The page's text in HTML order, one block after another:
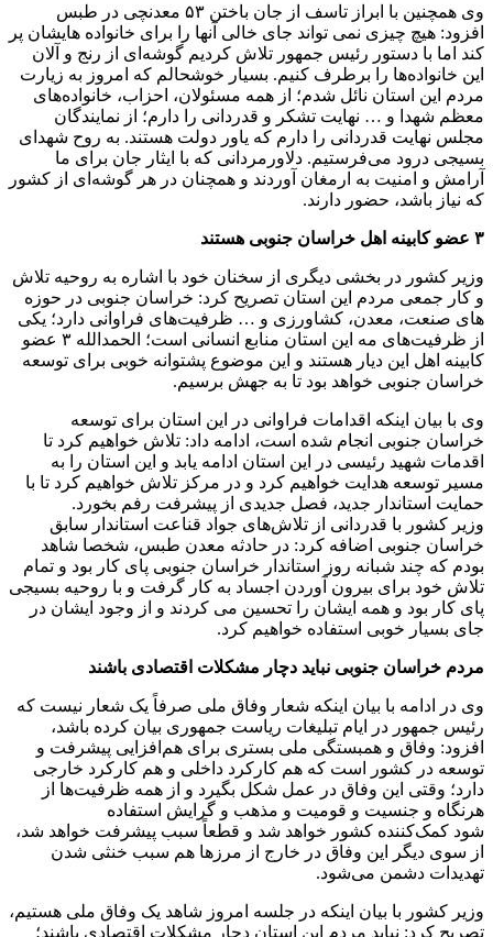
وی همچنین با ابراز تاسف از جان باختن ۵۳ معدنچی در طبس
افزود: هیچ چیزی نمی تواند جای خالی آنها را برای خانواده هایشان پر
کند اما با دستور رئیس جمهور تلاش کردیم گوشه‌ای از رنج و آلان
این خانواده‌ها را برطرف کنیم. بسیار خوشحالم که امروز به زیارت
مردم این استان نائل شدم؛ از همه مسئولان، احزاب، خانواده‌های
معظم شهدا و … نهایت تشکر و قدردانی را دارم؛ از نمایندگان
مجلس نهایت قدردانی را دارم که یاور دولت هستند. به روح شهدای
بسیجی درود می‌فرستیم. دلاورمردانی که با ایثار جان برای ما
آرامش و امنیت به ارمغان آوردند و همچنان در هر گوشه‌ای از کشور
که نیاز باشد، حضور دارند.
۳ عضو کابینه اهل خراسان جنوبی هستند
وزیر کشور در بخشی دیگری از سخنان خود با اشاره به روحیه تلاش
و کار جمعی مردم این استان تصریح کرد: خراسان جنوبی در حوزه
های صنعت، معدن، کشاورزی و … ظرفیت‌های فراوانی دارد؛ یکی
از ظرفیت‌های مه این استان منابع انسانی است؛ الحمدالله ۳ عضو
کابینه اهل این دیار هستند و این موضوع پشتوانه خوبی برای توسعه
خراسان جنوبی خواهد بود تا به جهش برسیم.
وی با بیان اینکه اقدامات فراوانی در این استان برای توسعه
خراسان جنوبی انجام شده است، ادامه داد: تلاش خواهیم کرد تا
اقدمات شهید رئیسی در این استان ادامه یابد و این استان را به
مسیر توسعه هدایت خواهیم کرد و در مرکز تلاش خواهیم کرد تا با
حمایت استاندار جدید، فصل جدیدی از پیشرفت رفم بخورد.
وزیر کشور با قدردانی از تلاش‌های جواد قناعت استاندار سابق
خراسان جنوبی اضافه کرد: در حادثه معدن طبس، شخصا شاهد
بودم که چند شبانه روز استاندار خراسان جنوبی پای کار بود و تمام
تلاش خود برای بیرون آوردن اجساد به کار گرفت و با روحیه بسیجی
پای کار بود و همه ایشان را تحسین می کردند و از وجود ایشان در
جای بسیار خوبی استفاده خواهیم کرد.
مردم خراسان جنوبی نباید دچار مشکلات اقتصادی باشند
‌وی در ادامه با بیان اینکه شعار وفاق ملی صرفاً یک شعار نیست که
رئیس جمهور در ایام تبلیغات ریاست جمهوری بیان کرد‌ه باشد،
افزود: وفاق و همبستگی ملی بستری برای هم‌افزایی پیشرفت و
توسعه در کشور است که هم کارکرد داخلی و هم کارکرد خارجی
دارد؛ وقتی این وفاق در عمل شکل بگیرد و از همه ظرفیت‌ها از
هرنگاه و جنسیت و قومیت و مذهب و گرایش استفاده
شود کمک‌کننده کشور خواهد شد و قطعاً سبب پیشرفت خواهد شد،
از سوی دیگر این وفاق در خارج از مرزها هم سبب خنثی شدن
تهدیدات دشمن می‌شود.
وزیر کشور ‌با بیان اینکه در جلسه امروز شاهد یک وفاق ملی هستیم،
تصریح کرد:‌ نباید مردم این استان دچار مشکلات اقتصادی باشند؛